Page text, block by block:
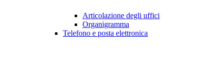
Articolazione degli uffici
Organigramma
Telefono e posta elettronica